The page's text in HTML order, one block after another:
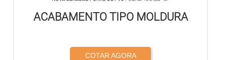
ACABAMENTO TIPO MOLDURA
COTAR AGORA